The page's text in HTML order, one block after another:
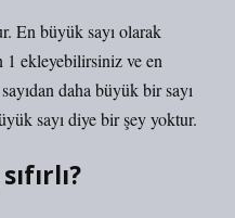
En büyük sayı olarak
1 ekleyebilirsiniz ve en
daha büyük bir sayı
sayı diye bir şey yoktur.